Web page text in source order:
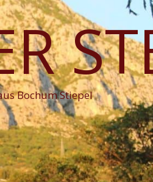
Bochum Stiepel